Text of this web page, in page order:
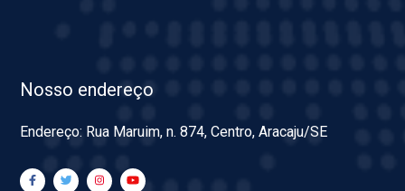
Nosso endereço
Endereço: Rua Maruim, n. 874, Centro, Aracaju/SE